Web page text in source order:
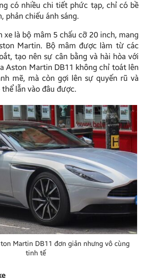
có nhiều chi tiết phức tạp, chỉ có bề
phản chiếu ánh sáng.
xe là bộ mâm 5 chấu cỡ 20 inch, mang
Martin. Bộ mâm được làm từ các
tạo nên sự cân bằng và hài hòa với
Aston Martin DB11 không chỉ toát lên
mẽ, mà còn gợi lên sự quyến rũ và
lẫn vào đâu được.
Martin DB11 đơn giản nhưng vô cùng
tinh tế